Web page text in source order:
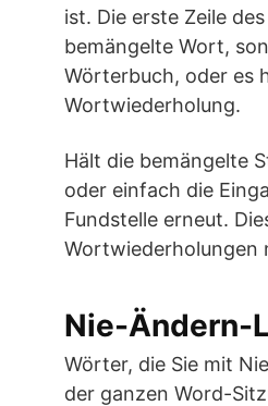
ist. Die erste Zeile
bemängelte Wort,
Wörterbuch, oder es
Wortwiederholung.
Hält die bemängelte
oder einfach die
Fundstelle erneut.
Wortwiederholungen
Nie-Ändern-
Wörter, die Sie mit
der ganzen Word-